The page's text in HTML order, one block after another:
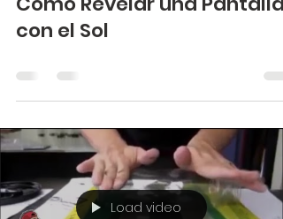
con el Sol
Load video